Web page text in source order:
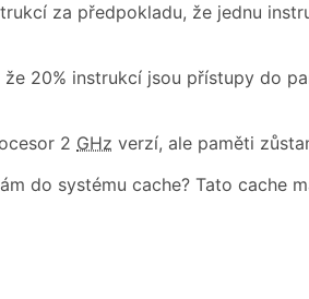
za předpokladu, že jednu
20% instrukcí jsou přístupy do
2 GHz verzí, ale paměti
do systému cache? Tato cache